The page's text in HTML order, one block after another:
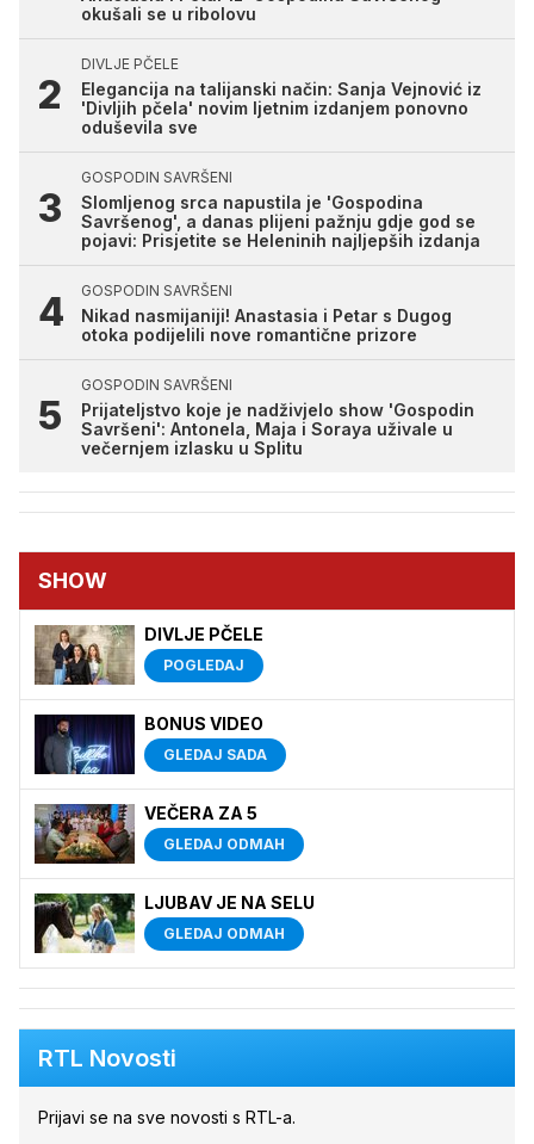
okušali se u ribolovu
DIVLJE PČELE
Elegancija na talijanski način: Sanja Vejnović iz
'Divljih pčela' novim ljetnim izdanjem ponovno
oduševila sve
GOSPODIN SAVRŠENI
Slomljenog srca napustila je 'Gospodina
Savršenog', a danas plijeni pažnju gdje god se
pojavi: Prisjetite se Heleninih najljepših izdanja
GOSPODIN SAVRŠENI
Nikad nasmijaniji! Anastasia i Petar s Dugog
otoka podijelili nove romantične prizore
GOSPODIN SAVRŠENI
Prijateljstvo koje je nadživjelo show 'Gospodin
Savršeni': Antonela, Maja i Soraya uživale u
večernjem izlasku u Splitu
SHOW
DIVLJE PČELE
POGLEDAJ
BONUS VIDEO
GLEDAJ SADA
VEČERA ZA 5
GLEDAJ ODMAH
LJUBAV JE NA SELU
GLEDAJ ODMAH
RTL Novosti
Prijavi se na sve novosti s RTL-a.